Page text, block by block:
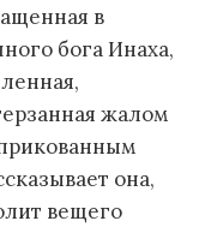
в
бога Инаха,
жалом
она,
вещего